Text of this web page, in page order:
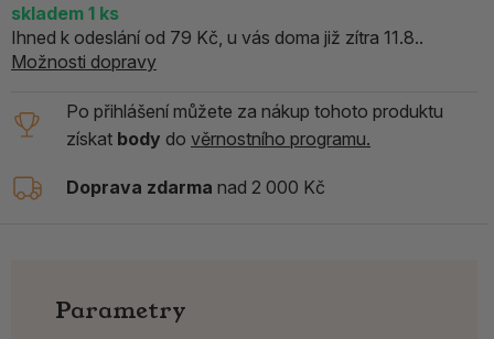
skladem 1 ks
Ihned k odeslání od 79 Kč, u vás doma již zítra 11.8..
Možnosti dopravy
Po přihlášení můžete za nákup tohoto produktu
získat body do věrnostního programu.
Doprava zdarma nad 2 000 Kč
Parametry